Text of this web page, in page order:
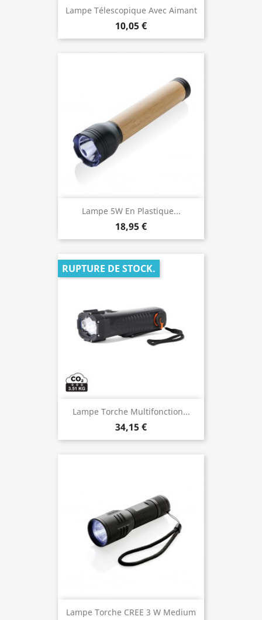
Lampe Télescopique Avec Aimant
10,05 €
Lampe 5W En Plastique...
18,95 €
Lampe Torche Multifonction...
34,15 €
RUPTURE DE STOCK.
Lampe Torche CREE 3 W Medium